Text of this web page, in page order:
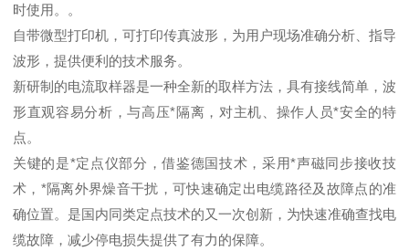
时使用。。
自带微型打印机，可打印传真波形，为用户现场准确分析、指导
波形，提供便利的技术服务。
新研制的电流取样器是一种全新的取样方法，具有接线简单，波
形直观容易分析，与高压*隔离，对主机、操作人员*安全的特
点。
关键的是*定点仪部分，借鉴德国技术，采用*声磁同步接收技
术，*隔离外界燥音干扰，可快速确定出电缆路径及故障点的准
确位置。是国内同类定点技术的又一次创新，为快速准确查找电
缆故障，减少停电损失提供了有力的保障。